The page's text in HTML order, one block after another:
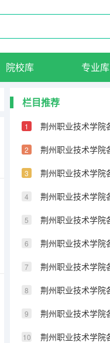
院校库 专业库
栏目推荐